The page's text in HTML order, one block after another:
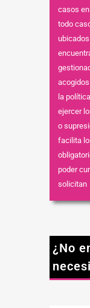
casos
todo
acogidos
la
ejercer
o
facilita
poder
solicitan
¿No